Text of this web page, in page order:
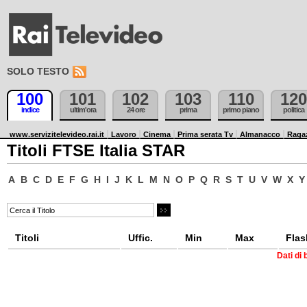
SOLO TESTO
100
indice
101
ultim'ora
102
24 ore
103
prima
110
primo piano
120
politica
www.servizitelevideo.rai.it Lavoro Cinema Prima serata Tv Almanacco
Titoli FTSE Italia STAR
A B C D E F G H I J K L M N O P Q R S T U V W X Y
Titoli Uffic. Min Max
Dati di